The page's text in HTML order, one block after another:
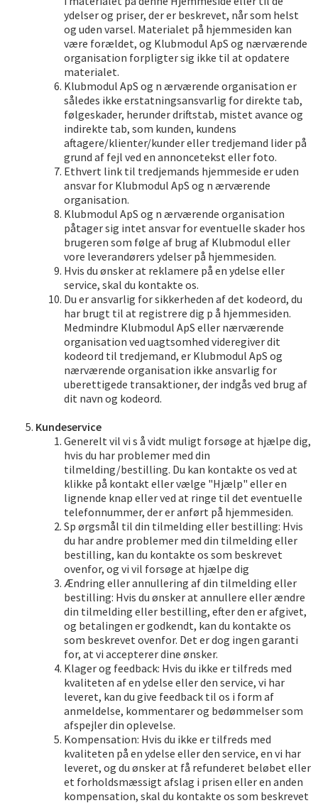
ydelser og priser, der er beskrevet, når som helst
og uden varsel. Materialet på hjemmesiden kan
være forældet, og Klubmodul ApS og nærværende
organisation forpligter sig ikke til at opdatere
materialet.
Klubmodul ApS og n ærværende organisation er
således ikke erstatningsansvarlig for direkte tab,
følgeskader, herunder driftstab, mistet avance og
indirekte tab, som kunden, kundens
aftagere/klienter/kunder eller tredjemand lider på
grund af fejl ved en annoncetekst eller foto.
Ethvert link til tredjemands hjemmeside er uden
ansvar for Klubmodul ApS og n ærværende
organisation.
Klubmodul ApS og n ærværende organisation
påtager sig intet ansvar for eventuelle skader hos
brugeren som følge af brug af Klubmodul eller
vore leverandørers ydelser på hjemmesiden.
Hvis du ønsker at reklamere på en ydelse eller
service, skal du kontakte os.
Du er ansvarlig for sikkerheden af det kodeord, du
har brugt til at registrere dig p å hjemmesiden.
Medmindre Klubmodul ApS eller nærværende
organisation ved uagtsomhed videregiver dit
kodeord til tredjemand, er Klubmodul ApS og
nærværende organisation ikke ansvarlig for
uberettigede transaktioner, der indgås ved brug af
dit navn og kodeord.
Kundeservice
Generelt vil vi s å vidt muligt forsøge at hjælpe dig,
hvis du har problemer med din
tilmelding/bestilling. Du kan kontakte os ved at
klikke på kontakt eller vælge "Hjælp" eller en
lignende knap eller ved at ringe til det eventuelle
telefonnummer, der er anført på hjemmesiden.
Sp ørgsmål til din tilmelding eller bestilling: Hvis
du har andre problemer med din tilmelding eller
bestilling, kan du kontakte os som beskrevet
ovenfor, og vi vil forsøge at hjælpe dig
Ændring eller annullering af din tilmelding eller
bestilling: Hvis du ønsker at annullere eller ændre
din tilmelding eller bestilling, efter den er afgivet,
og betalingen er godkendt, kan du kontakte os
som beskrevet ovenfor. Det er dog ingen garanti
for, at vi accepterer dine ønsker.
Klager og feedback: Hvis du ikke er tilfreds med
kvaliteten af en ydelse eller den service, vi har
leveret, kan du give feedback til os i form af
anmeldelse, kommentarer og bedømmelser som
afspejler din oplevelse.
Kompensation: Hvis du ikke er tilfreds med
kvaliteten på en ydelse eller den service, en vi har
leveret, og du ønsker at få refunderet beløbet eller
et forholdsmæssigt afslag i prisen eller en anden
kompensation, skal du kontakte os som beskrevet